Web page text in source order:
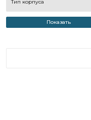
Тип корпуса
Показать